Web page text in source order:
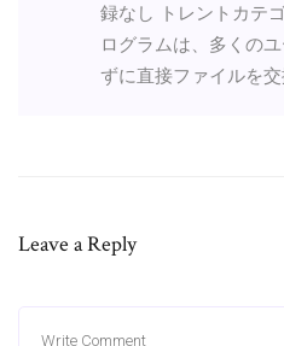
録なし トレントカテ
ログラムは、多くの
ずに直接ファイルを
Leave a Reply